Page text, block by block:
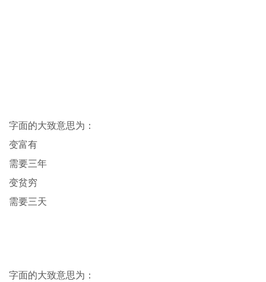
字面的大致意思为：
变富有
需要三年
变贫穷
需要三天
字面的大致意思为：